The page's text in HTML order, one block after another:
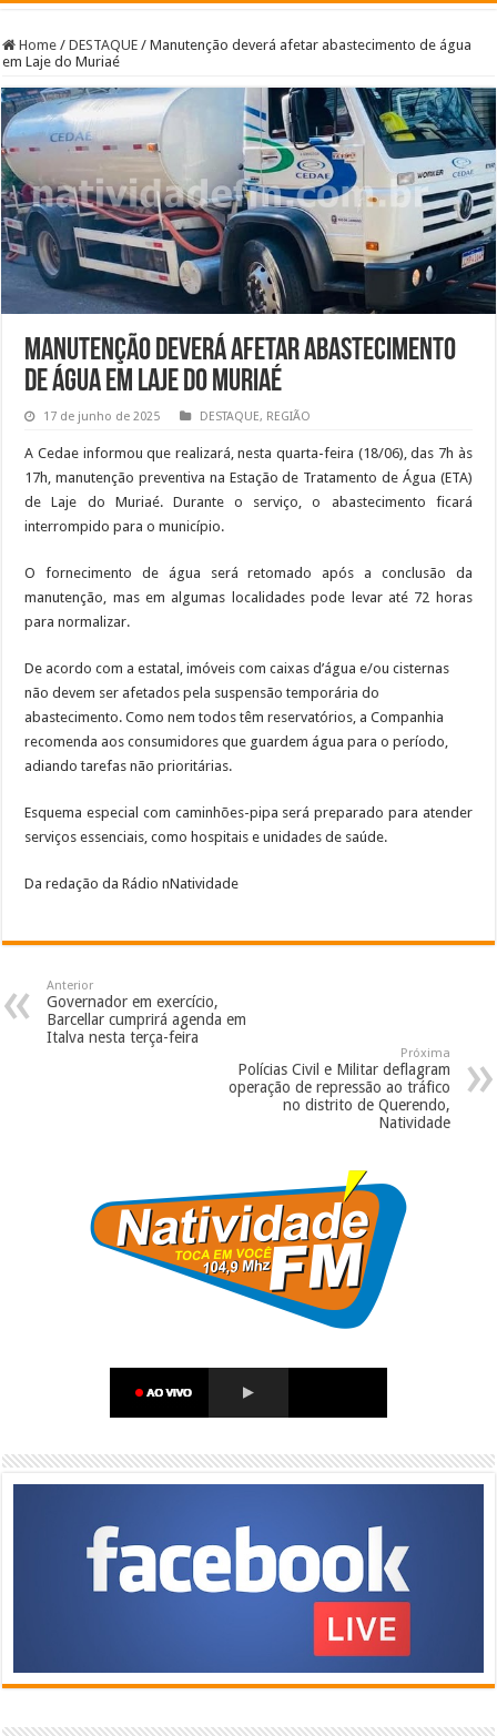
Home / DESTAQUE / Manutenção deverá afetar abastecimento de água
em Laje do Muriaé
Manutenção deverá afetar abastecimento
de água em Laje do Muriaé
17 de junho de 2025 DESTAQUE, REGIÃO
A Cedae informou que realizará, nesta quarta-feira (18/06), das 7h às
17h, manutenção preventiva na Estação de Tratamento de Água (ETA)
de Laje do Muriaé. Durante o serviço, o abastecimento ficará
interrompido para o município.
O fornecimento de água será retomado após a conclusão da
manutenção, mas em algumas localidades pode levar até 72 horas
para normalizar.
De acordo com a estatal, imóveis com caixas d’água e/ou cisternas
não devem ser afetados pela suspensão temporária do
abastecimento. Como nem todos têm reservatórios, a Companhia
recomenda aos consumidores que guardem água para o período,
adiando tarefas não prioritárias.
Esquema especial com caminhões-pipa será preparado para atender
serviços essenciais, como hospitais e unidades de saúde.
Da redação da Rádio nNatividade
Anterior
Governador em exercício,
Barcellar cumprirá agenda em
Italva nesta terça-feira
Próxima
Polícias Civil e Militar deflagram
operação de repressão ao tráfico
no distrito de Querendo,
Natividade